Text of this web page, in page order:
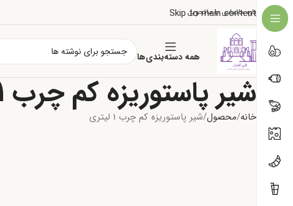
Skip to main content
درباره ماتماس با ماتحویل
همه دسته‌بندی‌ها
شیر پاستوریزه کم چرب 1 لیتری
خانه محصول شیر پاستوریزه کم چرب 1 لیتری